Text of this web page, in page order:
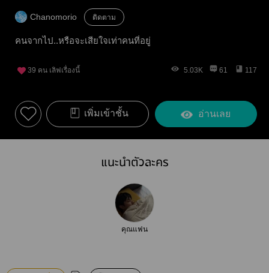
Chanomorio ติดตาม
คนจากไป..หรือจะเสียใจเท่าคนที่อยู่
39 คน เลิฟเรื่องนี้ 5.03K 61 117
เพิ่มเข้าชั้น อ่านเลย
แนะนำตัวละคร
คุณแฟน